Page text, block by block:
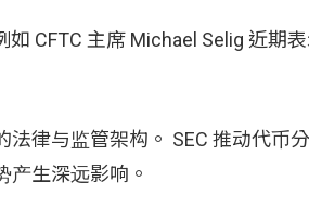
CFTC 主席 Michael Selig 近期
律与监管架构。 SEC 推动代币
产生深远影响。